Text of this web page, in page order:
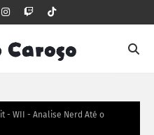
- WII - Analise Nerd Até o